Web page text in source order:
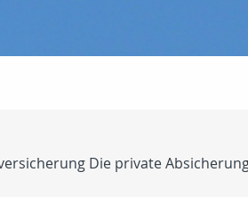
Die private